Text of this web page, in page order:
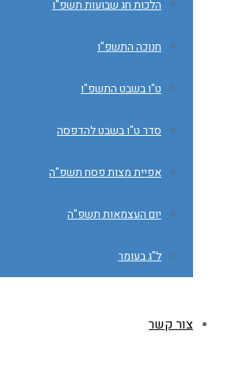
הלכות חג שבועות תשפ"ו
חנוכה התשפ"ו
ט"ו בשבט התשפ"ו
סדר ט"ו בשבט להדפסה
אפיית מצות פסח תשפ"ה
יום העצמאות תשפ"ה
ל"ג בעומר
צור קשר